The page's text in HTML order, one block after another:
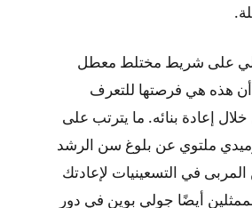
على شريط مختلط معطل
هذه هي فرصتها للتعرف
إعادة بنائه. ما يترتب على
ملتوي عن بلوغ سن الرشد
في التسعينيات لإعادتك
أيضًا جولي بوين في دور